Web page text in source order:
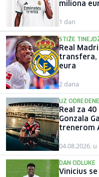
miliona
1 dan
STIŽE
Real
transfera,
eura
2 dana
UZ
Real za
Gonzala
trenerom
04.08.2026. u
DAN ODLUKE
Vinicius